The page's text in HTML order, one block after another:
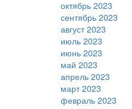
октябрь 2023
сентябрь 2023
август 2023
июль 2023
июнь 2023
май 2023
апрель 2023
март 2023
февраль 2023